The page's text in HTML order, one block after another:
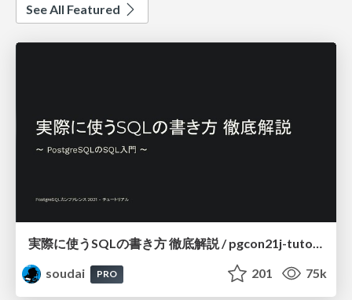
See All Featured
実際に使うSQLの書き方 徹底解説 / pgcon21j-tutorial
soudai
PRO 201 75k